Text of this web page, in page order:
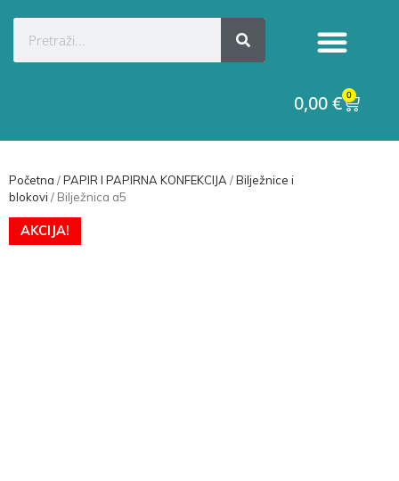
0,00€ 0
Početna /PAPIR I PAPIRNA KONFEKCIJA /Bilježnice i
blokovi / Bilježnica a5
AKCIJA!